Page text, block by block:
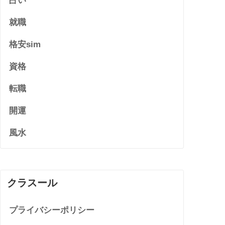
就職
格安sim
資格
転職
開運
風水
クラスール
プライバシーポリシー